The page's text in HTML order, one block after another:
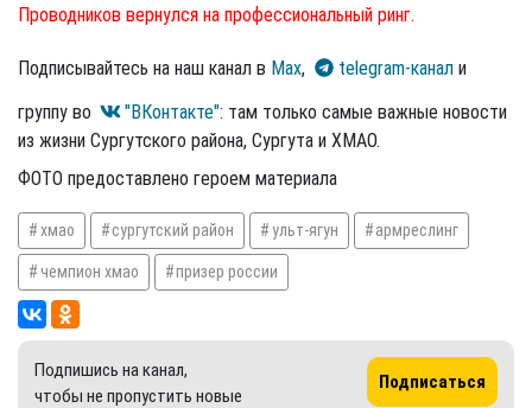
Проводников вернулся на профессиональный ринг.
Подписывайтесь на наш канал в Max, telegram-канал и
группу во
"ВКонтакте": там только самые важные новости
из жизни Сургутского района, Сургута и ХМАО.
ФОТО предоставлено героем материала
хмао сургутский район ульт-ягун армреслинг
чемпион хмао призер россии
Подпишись на канал,
чтобы не пропустить новые
Подписаться